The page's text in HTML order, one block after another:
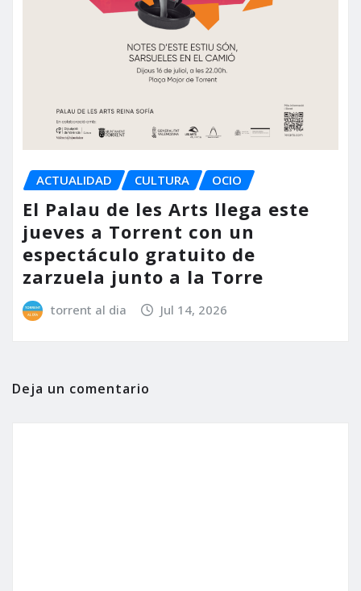
ACTUALIDAD CULTURA OCIO
El Palau de les Arts llega este
jueves a Torrent con un
espectáculo gratuito de
zarzuela junto a la Torre
torrent al dia Jul 14, 2026
Deja un comentario